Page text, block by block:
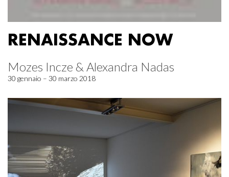
RENAISSANCE NOW
Mozes Incze & Alexandra Nadas
30 gennaio – 30 marzo 2018